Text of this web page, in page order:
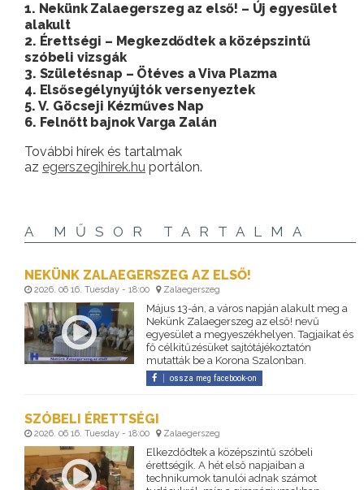
1. Nekünk Zalaegerszeg az első! – Új egyesület
alakult
2. Érettségi – Megkezdődtek a középszintű
szóbeli vizsgák
3. Születésnap – Ötéves a Viva Plazma
4. Elsősegélynyújtók versenyeztek
5. V. Göcseji Kézműves Nap
6. Felnőtt bajnok Varga Zalán
További hírek és tartalmak
az egerszegihirek.hu portálon.
A MŰSOR TARTALMA
NEKÜNK ZALAEGERSZEG AZ ELSŐ!
2026. 06 16. Tuesday - 18:00 Zalaegerszeg
Május 13-án, a város napján alakult meg a
Nekünk Zalaegerszeg az első! nevű
egyesület a megyeszékhelyen. Tagjaikat és
fő célkitűzésüket sajtótájékoztatón
mutatták be a Korona Szalonban.
ossza meg facebook-on
SZÓBELI ÉRETTSÉGI
2026. 06 16. Tuesday - 18:00 Zalaegerszeg
Elkezdődtek a középszintű szóbeli
érettségik. A hét első napjaiban a
technikumok tanulói adnak számot